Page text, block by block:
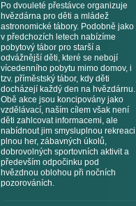
Po dvouleté přestávce organizuje
hvězdárna pro děti a mládež
astronomické tábory. Podobně jako
v předchozích letech nabízíme
pobytový tábor pro starší a
odvážnější děti, které se nebojí
vícedenního pobytu mimo domov, i
tzv. příměstský tábor, kdy děti
docházejí každý den na hvězdárnu.
Obě akce jsou koncipovány jako
vzdělávací, naším cílem však není
děti zahlcovat informacemi, ale
nabídnout jim smysluplnou rekreaci
plnou her, zábavných úkolů,
dobrovolných sportovních aktivit a
především odpočinku pod
hvězdnou oblohou při nočních
pozorováních.